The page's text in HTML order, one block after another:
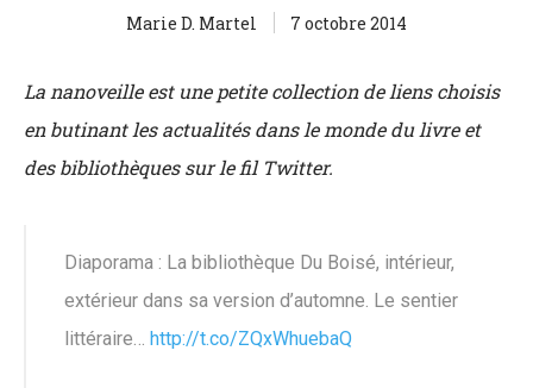
Marie D. Martel 7 octobre 2014
La nanoveille est une petite collection de liens choisis
en butinant les actualités dans le monde du livre et
des bibliothèques sur le fil Twitter.
Diaporama : La bibliothèque Du Boisé, intérieur,
extérieur dans sa version d’automne. Le sentier
littéraire… http://t.co/ZQxWhuebaQ